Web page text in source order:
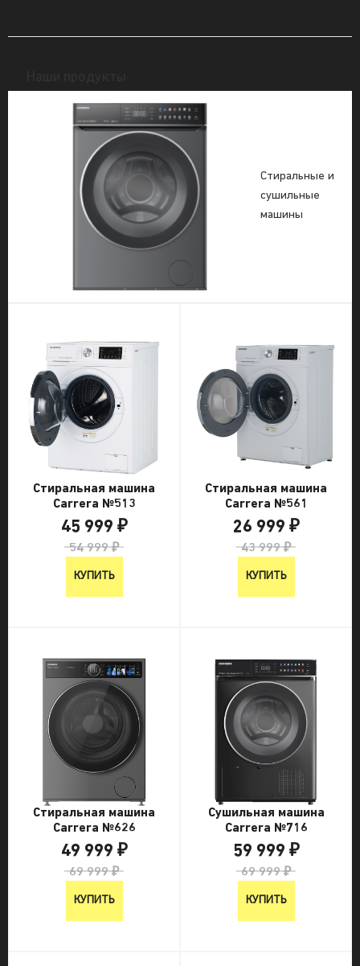
Стиральные и
сушильные
машины
Стиральная машина
Carrera №513
45 999 ₽
54 999 ₽
КУПИТЬ
Стиральная машина
Carrera №561
26 999 ₽
43 999 ₽
КУПИТЬ
Стиральная машина
Carrera №626
49 999 ₽
69 999 ₽
КУПИТЬ
Сушильная машина
Carrera №716
59 999 ₽
69 999 ₽
КУПИТЬ